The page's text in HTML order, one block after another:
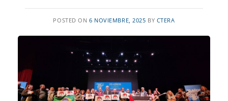
POSTED ON 6 NOVIEMBRE, 2025 BY CTERA